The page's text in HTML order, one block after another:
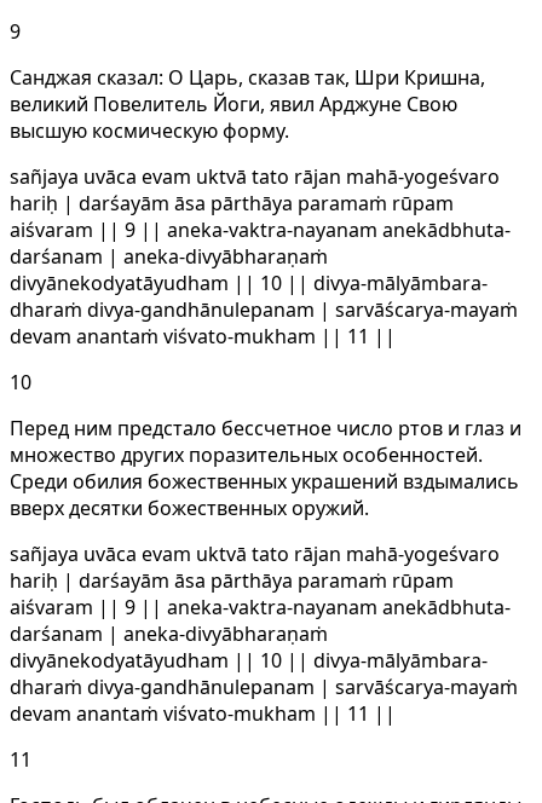
9
Санджая сказал: О Царь, сказав так, Шри Кришна,
великий Повелитель Йоги, явил Арджуне Свою
высшую космическую форму.
sañjaya uvāca evam uktvā tato rājan mahā-yogeśvaro
hariḥ | darśayām āsa pārthāya paramaṁ rūpam
aiśvaram || 9 || aneka-vaktra-nayanam anekādbhuta-
darśanam | aneka-divyābharaṇaṁ
divyānekodyatāyudham || 10 || divya-mālyāmbara-
dharaṁ divya-gandhānulepanam | sarvāścarya-mayaṁ
devam anantaṁ viśvato-mukham || 11 ||
10
Перед ним предстало бессчетное число ртов и глаз и
множество других поразительных особенностей.
Среди обилия божественных украшений вздымались
вверх десятки божественных оружий.
sañjaya uvāca evam uktvā tato rājan mahā-yogeśvaro
hariḥ | darśayām āsa pārthāya paramaṁ rūpam
aiśvaram || 9 || aneka-vaktra-nayanam anekādbhuta-
darśanam | aneka-divyābharaṇaṁ
divyānekodyatāyudham || 10 || divya-mālyāmbara-
dharaṁ divya-gandhānulepanam | sarvāścarya-mayaṁ
devam anantaṁ viśvato-mukham || 11 ||
11